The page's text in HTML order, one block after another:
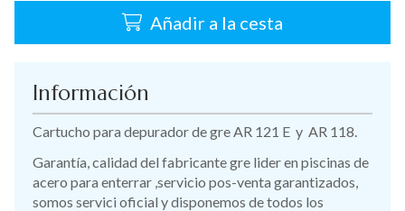
Añadir a la cesta
Información
Cartucho para depurador de gre AR 121 E y AR 118.
Garantía, calidad del fabricante gre lider en piscinas de
acero para enterrar ,servicio pos-venta garantizados,
somos servici oficial y disponemos de todos los